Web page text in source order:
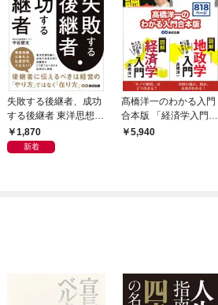
失敗する後継者、成功
する後継者 東洋思想で
読み解く次期社長の育
て方
1,870
新着
髙橋洋一のわかる入門
合本版 「経済学入門」
「地政学入門」「バカ
5,940